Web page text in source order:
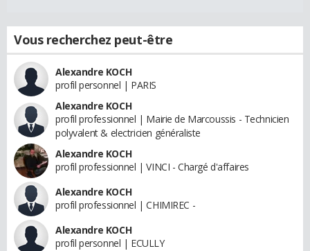
Vous recherchez peut-être
Alexandre KOCH
profil personnel | PARIS
Alexandre KOCH
profil professionnel | Mairie de Marcoussis - Technicien
polyvalent & electricien généraliste
Alexandre KOCH
profil professionnel | VINCI - Chargé d'affaires
Alexandre KOCH
profil professionnel | CHIMIREC -
Alexandre KOCH
profil personnel | ECULLY